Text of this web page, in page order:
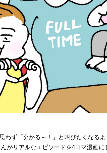
わず「分かる～！」と叫びたくなる
がリアルなエピソードを4コマ漫画